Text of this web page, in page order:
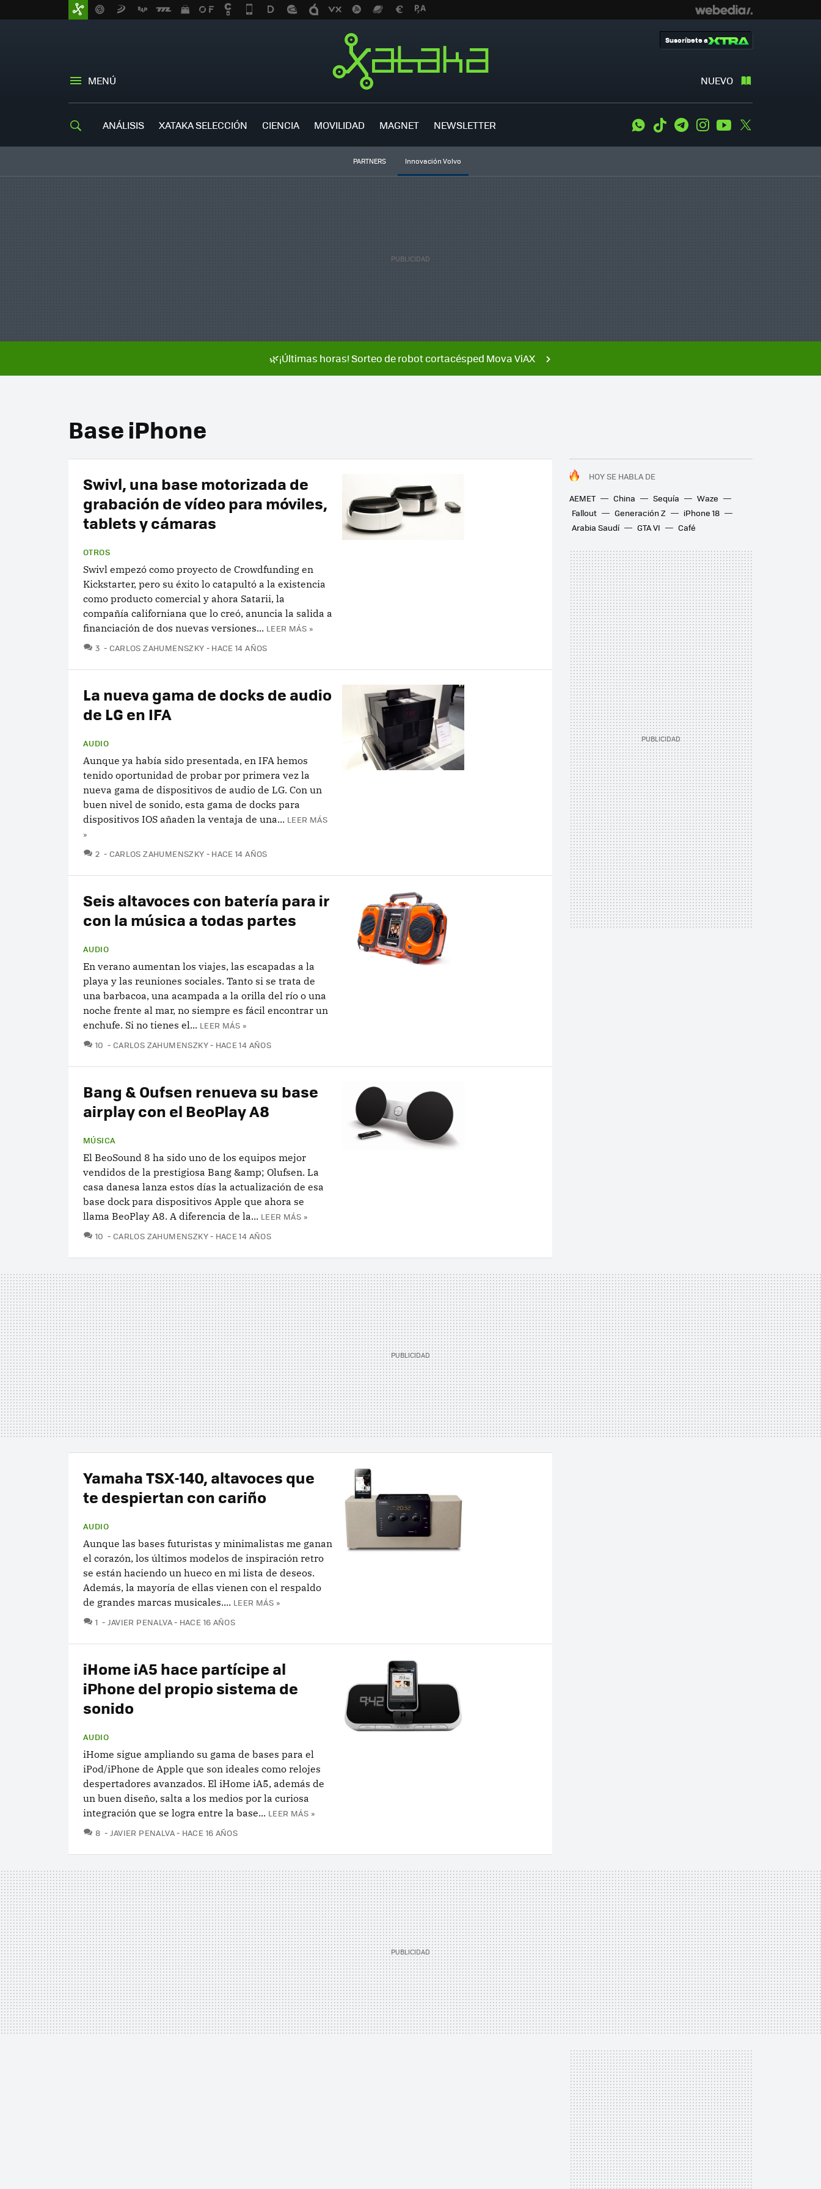
MENÚ NUEVO
Suscríbete a
ANÁLISIS XATAKA SELECCIÓN CIENCIA MOVILIDAD MAGNET NEWSLETTER WhatsApp
Tiktok TelegramInstagramYoutube
PARTNERS Innovación Volvo
🌿¡Últimas horas! Sorteo de robot cortacésped Mova ViAX
Base iPhone
HOY SE HABLA DE
AEMET
China Sequía
Waze
Fallout
Generación Z
iPhone 18
Arabia Saudí
GTA VI Café
Swivl, una base motorizada de
grabación de vídeo para móviles,
tablets y cámaras
OTROS
Swivl empezó como proyecto de Crowdfunding en
Kickstarter, pero su éxito lo catapultó a la existencia
como producto comercial y ahora Satarii, la
compañía californiana que lo creó, anuncia la salida a
financiación de dos nuevas versiones... LEER MÁS »
3 COMENTARIOS
CARLOS ZAHUMENSZKY HACE 14 AÑOS
La nueva gama de docks de audio
de LG en IFA
AUDIO
Aunque ya había sido presentada, en IFA hemos
tenido oportunidad de probar por primera vez la
nueva gama de dispositivos de audio de LG. Con un
buen nivel de sonido, esta gama de docks para
dispositivos IOS añaden la ventaja de una... LEER MÁS
»
2 COMENTARIOS
CARLOS ZAHUMENSZKY HACE 14 AÑOS
Seis altavoces con batería para ir
con la música a todas partes
AUDIO
En verano aumentan los viajes, las escapadas a la
playa y las reuniones sociales. Tanto si se trata de
una barbacoa, una acampada a la orilla del río o una
noche frente al mar, no siempre es fácil encontrar un
enchufe. Si no tienes el... LEER MÁS »
10 COMENTARIOS
CARLOS ZAHUMENSZKY HACE 14 AÑOS
Bang & Oufsen renueva su base
airplay con el BeoPlay A8
MÚSICA
El BeoSound 8 ha sido uno de los equipos mejor
vendidos de la prestigiosa Bang &amp; Olufsen. La
casa danesa lanza estos días la actualización de esa
base dock para dispositivos Apple que ahora se
llama BeoPlay A8. A diferencia de la... LEER MÁS »
10 COMENTARIOS
CARLOS ZAHUMENSZKY HACE 14 AÑOS
Yamaha TSX-140, altavoces que
te despiertan con cariño
AUDIO
Aunque las bases futuristas y minimalistas me ganan
el corazón, los últimos modelos de inspiración retro
se están haciendo un hueco en mi lista de deseos.
Además, la mayoría de ellas vienen con el respaldo
de grandes marcas musicales.... LEER MÁS »
1 COMENTARIOS
JAVIER PENALVA HACE 16 AÑOS
iHome iA5 hace partícipe al
iPhone del propio sistema de
sonido
AUDIO
iHome sigue ampliando su gama de bases para el
iPod/iPhone de Apple que son ideales como relojes
despertadores avanzados. El iHome iA5, además de
un buen diseño, salta a los medios por la curiosa
integración que se logra entre la base... LEER MÁS »
8 COMENTARIOS
JAVIER PENALVA HACE 16 AÑOS